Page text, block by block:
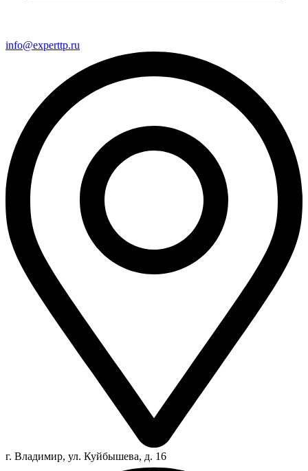
info@experttp.ru
г. Владимир, ул. Куйбышева, д. 16